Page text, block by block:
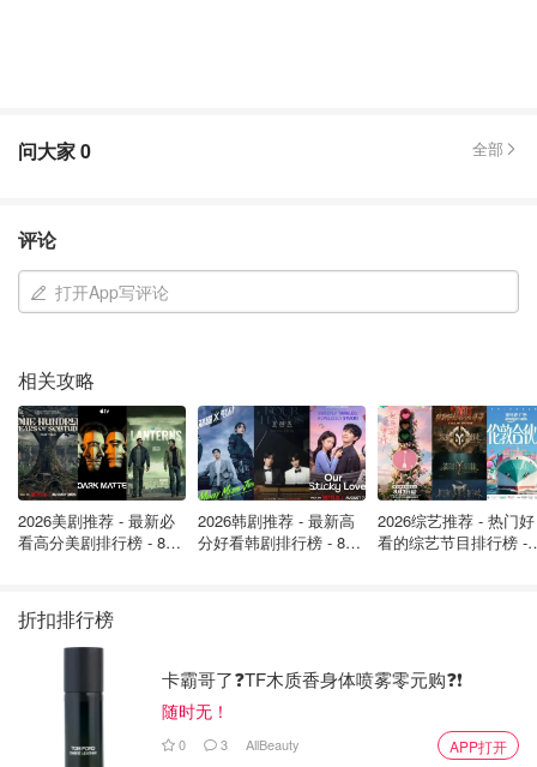
沿着中央小巷到达Passerelle Léopold-Sédar-Senghor
随后左转到阿里斯蒂德·布里安街(rue Aristide
Briand)，就会发现自己现在正对着国民议会。继续沿
Invalides)。在这里感兴趣的uu可以直接进去看看
继续沿格勒内尔街 (rue de Grenelle) 前往战神广场
(Champ de Mars)，溜达着可以到铁塔下方咔咔拍照！
走累了可以就在附近休息休息，喝杯咖啡呀。修整完毕
便可以继续穿过耶纳桥前往特罗卡德罗花园（Jardins
（L’esplanade du Trocadéro）
?全程距离
：7.7km
：1h40m
问大家0 全部
评论
打开App写评论
相关攻略
2026美剧推荐 - 最新必
看高分美剧排行榜 - 8月
2026韩剧推荐 - 最新高
分好看韩剧排行榜 - 8月
2026综艺推荐 - 热门好
看的综艺节目排行榜 -
折扣排行榜
卡霸哥了❓TF木质香身体喷雾零元购❓❗
随时无！
0 3 AllBeauty APP打开